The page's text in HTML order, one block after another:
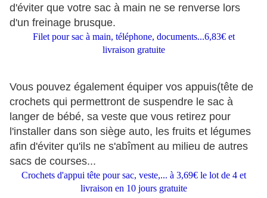
d'éviter que votre sac à main ne se renverse lors
d'un freinage brusque.
Filet pour sac à main, téléphone, documents...6,83€ et
livraison gratuite
Vous pouvez également équiper vos appuis(tête de
crochets qui permettront de suspendre le sac à
langer de bébé, sa veste que vous retirez pour
l'installer dans son siège auto, les fruits et légumes
afin d'éviter qu'ils ne s'abîment au milieu de autres
sacs de courses...
Crochets d'appui tête pour sac, veste,... à 3,69€ le lot de 4 et
livraison en 10 jours gratuite